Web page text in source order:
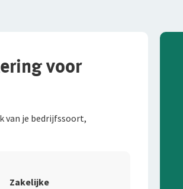
voor
van je bedrijfssoort,
Zakelijke